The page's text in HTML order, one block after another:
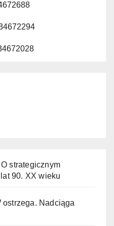
strategicznym
90. XX wieku
ostrzega. Nadciąga